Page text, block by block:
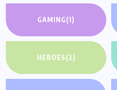
GAMING(1)
HEROES(2)